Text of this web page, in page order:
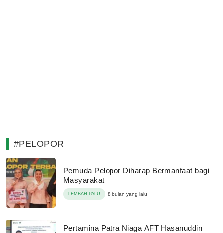
#PELOPOR
Pemuda Pelopor Diharap Bermanfaat bagi
Masyarakat
LEMBAH PALU 8 bulan yang lalu
Pertamina Patra Niaga AFT Hasanuddin